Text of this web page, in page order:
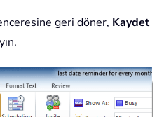
geri döner, Kaydet